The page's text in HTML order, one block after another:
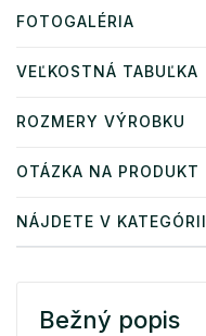
FOTOGALÉRIA
VEĽKOSTNÁ TABUĽKA
ROZMERY VÝROBKU
OTÁZKA NA PRODUKT
NÁJDETE V KATEGÓRII
Bežný popis